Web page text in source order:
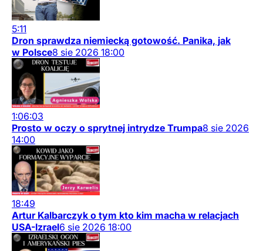
5:11
Dron sprawdza niemiecką gotowość. Panika, jak
w Polsce8 sie 2026 18:00
1:06:03
Prosto w oczy o sprytnej intrydze Trumpa8 sie 2026
14:00
18:49
Artur Kalbarczyk o tym kto kim macha w relacjach
USA-Izrael6 sie 2026 18:00